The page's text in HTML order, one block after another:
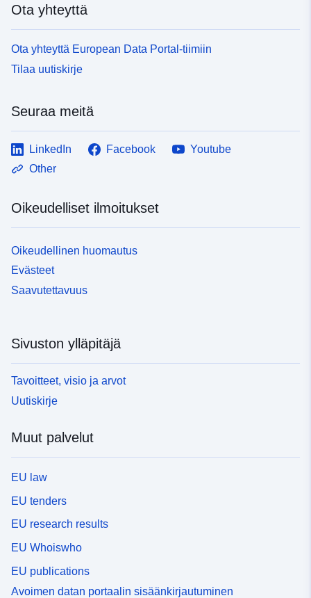
2b6b-488d-9bf5-d205b29246b2
jaksottaisuus:
Ota yhteyttä
Ota yhteyttä European Data Portal-tiimiin
Tilaa uutiskirje
Seuraa meitä
LinkedIn Facebook
Youtube
Other
Oikeudelliset ilmoitukset
Oikeudellinen huomautus
Evästeet
Saavutettavuus
Sivuston ylläpitäjä
Tavoitteet, visio ja arvot
Uutiskirje
Muut palvelut
EU law
EU tenders
EU research results
EU Whoiswho
EU publications
Avoimen datan portaalin sisäänkirjautuminen